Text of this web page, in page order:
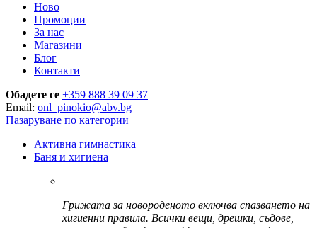
Ново
Промоции
За нас
Магазини
Блог
Контакти
Обадете се +359 888 39 09 37
Email: onl_pinokio@abv.bg
Пазаруване по категории
Активна гимнастика
Баня и хигиена
Грижата за новороденото включва спазването на
хигиенни правила. Всички вещи, дрешки, съдове,